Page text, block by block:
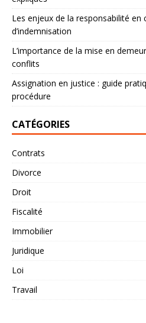
Les enjeux de la responsabilité en
d’indemnisation
L’importance de la mise en
conflits
Assignation en justice : guide
procédure
CATÉGORIES
Contrats
Divorce
Droit
Fiscalité
Immobilier
Juridique
Loi
Travail